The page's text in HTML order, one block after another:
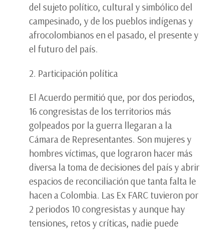
del sujeto político, cultural y simbólico del
campesinado, y de los pueblos indígenas y
afrocolombianos en el pasado, el presente y
el futuro del país.
2. Participación política
El Acuerdo permitió que, por dos periodos,
16 congresistas de los territorios más
golpeados por la guerra llegaran a la
Cámara de Representantes. Son mujeres y
hombres víctimas, que lograron hacer más
diversa la toma de decisiones del país y abrir
espacios de reconciliación que tanta falta le
hacen a Colombia. Las Ex FARC tuvieron por
2 periodos 10 congresistas y aunque hay
tensiones, retos y críticas, nadie puede